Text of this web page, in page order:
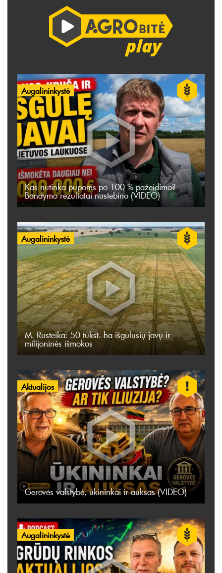
Augalininkystė
Kas nutinka pupoms po 100 % pažeidimo?
Bandymo rezultatai nustebino (VIDEO)
Augalininkystė
M. Rusteika: 50 tūkst. ha išgulusių javų ir
milijoninės išmokos
Aktualijos
Gerovės valstybė, ūkininkai ir auksas (VIDEO)
Augalininkystė